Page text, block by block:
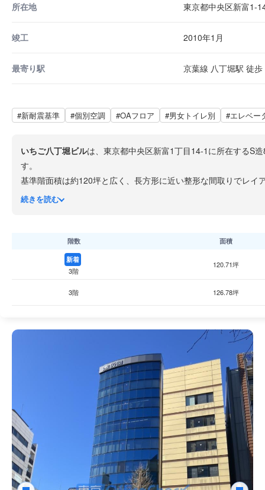
所在地
東京都中央区新富1-
竣工 2010年1月
最寄り駅 京葉線 八丁堀駅 徒
#新耐震基準 #個別空調 #OAフロア #男女トイレ別 #エレベー
いちご八丁堀ビルは、東京都中央区新富1丁目14-1に所在するS
す。
基準階面積は約120坪と広く、長方形に近い整形な間取りでレ
駅からも徒歩圏内で3駅利用可能です。
続きを読む
階数 面積
新着
3階
120.71坪
3階 126.78坪